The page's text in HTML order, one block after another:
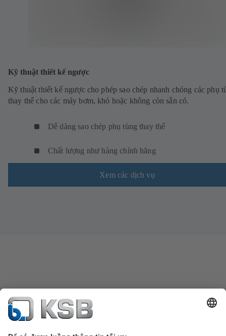
Kỹ thuật thiết kế ngược
Kỹ thuật thiết kế ngược cho phép sao chép nhanh chóng các phụ
thay thế cho các máy bơm, khó hoặc không còn sẵn có.
Dễ dàng sao chép phụ tùng thay thế
Chất lượng như hàng chính hãng
Xem các dịch vụ